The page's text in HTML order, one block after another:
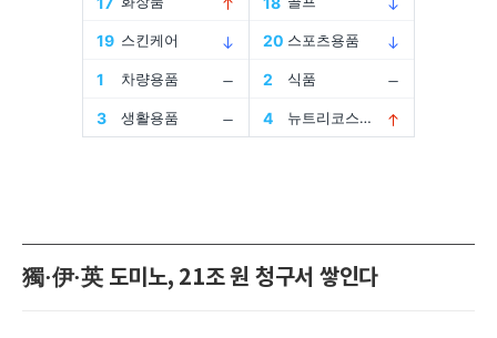
獨·伊·英 도미노, 21조 원 청구서 쌓인다